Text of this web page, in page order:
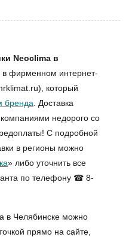
Neoclima в
в фирменном интернет-
который
бренда . Доставка
недорого со
С подробной
в регионы можно
» либо уточнить все
по телефону ☎ 8-
в Челябинске можно
прямо на сайте,